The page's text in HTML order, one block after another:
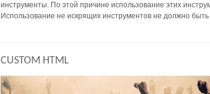
инструменты. По этой причине использование этих
Использование не искрящих инструментов не должно
CUSTOM HTML